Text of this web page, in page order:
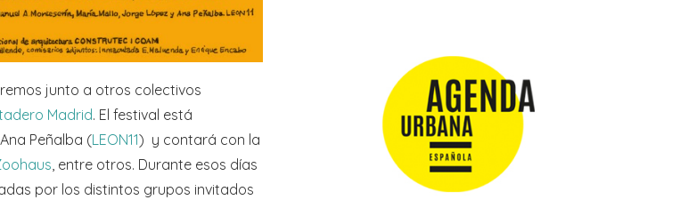
junto a otros colectivos
Madrid. El festival está
Peñalba (LEON11) y contará con la
, entre otros. Durante esos días
por los distintos grupos invitados